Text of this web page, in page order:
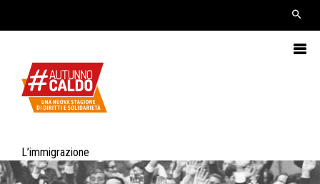
L’immigrazione